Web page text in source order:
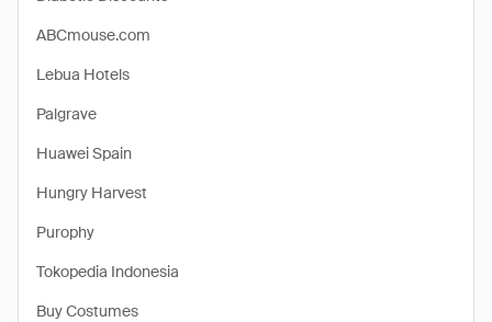
ABCmouse.com
Lebua Hotels
Palgrave
Huawei Spain
Hungry Harvest
Purophy
Tokopedia Indonesia
Buy Costumes